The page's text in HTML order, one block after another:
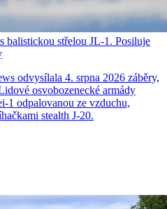
balistickou střelou JL-1. Posiluje
odvysílala 4. srpna 2026 záběry,
osvobozenecké armády
1 odpalovanou ze vzduchu,
stealth J-20.